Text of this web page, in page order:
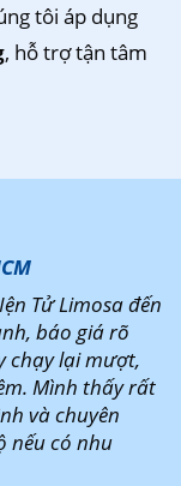
tôi áp dụng
, hỗ trợ tận tâm
Tử Limosa đến
báo giá rõ
chạy lại mượt,
Mình thấy rất
và chuyên
nếu có nhu